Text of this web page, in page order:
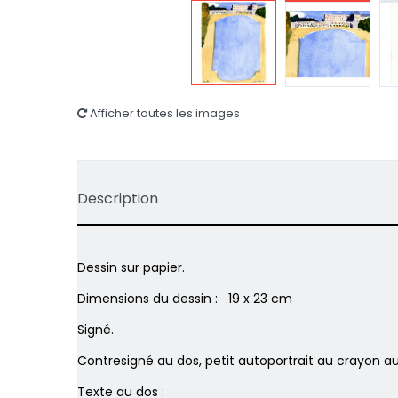
Afficher toutes les images
Description
Dessin sur papier.
Dimensions du dessin : 19 x 23 cm
Signé.
Contresigné au dos, petit autoportrait au crayon
Texte au dos :